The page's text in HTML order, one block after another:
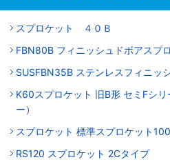
スプロケット ４０Ｂ
FBN80B フィニッシュドボアスプ
SUSFBN35B ステンレスフィニッ
K60スプロケット 旧B形 セミFシ
ー）
スプロケット 標準スプロケット
RS120 スプロケット 2Cタイプ